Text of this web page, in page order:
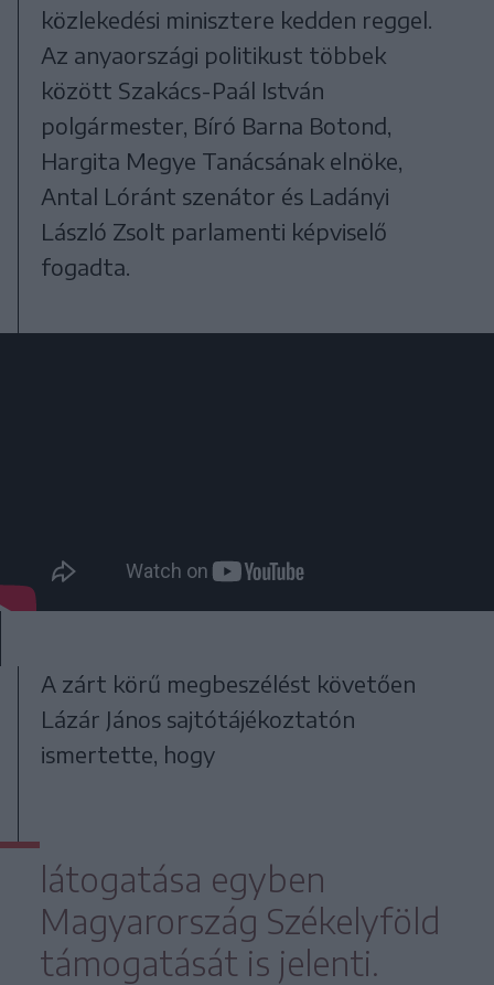
közlekedési minisztere kedden reggel.
Az anyaországi politikust többek
között Szakács-Paál István
polgármester, Bíró Barna Botond,
Hargita Megye Tanácsának elnöke,
Antal Lóránt szenátor és Ladányi
László Zsolt parlamenti képviselő
fogadta.
A zárt körű megbeszélést követően
Lázár János sajtótájékoztatón
ismertette, hogy
látogatása egyben
Magyarország Székelyföld
támogatását is jelenti.